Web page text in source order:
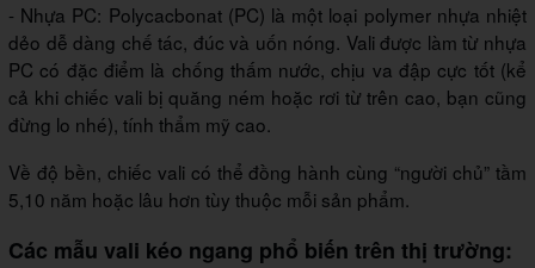
- Nhựa PC: Polycacbonat (PC) là một loại polymer nhựa nhiệt
dẻo dễ dàng chế tác, đúc và uốn nóng. Vali được làm từ nhựa
PC có đặc điểm là chống thấm nước, chịu va đập cực tốt (kể
cả khi chiếc vali bị quăng ném hoặc rơi từ trên cao, bạn cũng
đừng lo nhé), tính thẩm mỹ cao.
Về độ bền, chiếc vali có thể đồng hành cùng “người chủ” tầm
5,10 năm hoặc lâu hơn tùy thuộc mỗi sản phẩm.
Các mẫu vali kéo ngang phổ biến trên thị trường: